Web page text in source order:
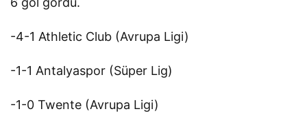
-4-1 Athletic Club (Avrupa Ligi)
-1-1 Antalyaspor (Süper Lig)
-1-0 Twente (Avrupa Ligi)